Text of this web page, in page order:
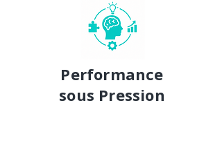
Performance
sous Pression